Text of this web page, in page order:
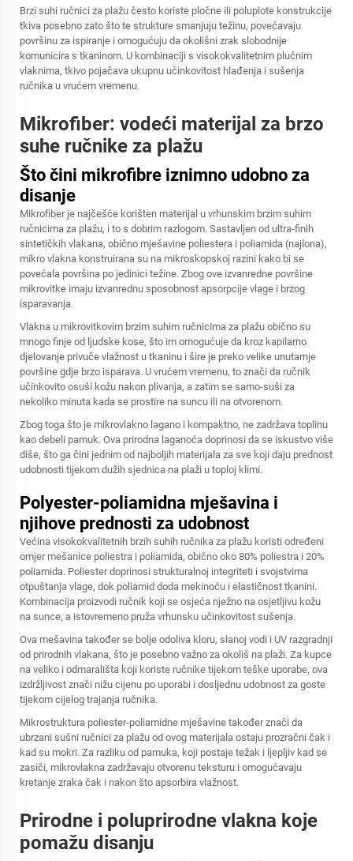
Brzi suhi ručnici za plažu često koriste pločne ili poluplote konstrukcije
tkiva posebno zato što te strukture smanjuju težinu, povećavaju
površinu za ispiranje i omogućuju da okolišni zrak slobodnije
komunicira s tkaninom. U kombinaciji s visokokvalitetnim plućnim
vlaknima, tkivo pojačava ukupnu učinkovitost hlađenja i sušenja
ručnika u vrućem vremenu.
Mikrofiber: vodeći materijal za brzo
suhe ručnike za plažu
Što čini mikrofibre iznimno udobno za
disanje
Mikrofiber je najčešće korišten materijal u vrhunskim brzim suhim
ručnicima za plažu, i to s dobrim razlogom. Sastavljen od ultra-finih
sintetičkih vlakana, obično mješavine poliestera i poliamida (najlona),
mikro vlakna konstruirana su na mikroskopskoj razini kako bi se
povećala površina po jedinici težine. Zbog ove izvanredne površine
mikrovitke imaju izvanrednu sposobnost apsorpcije vlage i brzog
isparavanja.
Vlakna u mikrovitkovim brzim suhim ručnicima za plažu obično su
mnogo finje od ljudske kose, što im omogućuje da kroz kapilarno
djelovanje privuče vlažnost u tkaninu i šire je preko velike unutarnje
površine gdje brzo isparava. U vrućem vremenu, to znači da ručnik
učinkovito osuši kožu nakon plivanja, a zatim se samo-suši za
nekoliko minuta kada se prostire na suncu ili na otvorenom.
Zbog toga što je mikrovlakno lagano i kompaktno, ne zadržava toplinu
kao debeli pamuk. Ova prirodna laganoća doprinosi da se iskustvo više
diše, što ga čini jednim od najboljih materijala za sve koji daju prednost
udobnosti tijekom dužih sjednica na plaži u toploj klimi.
Polyester-poliamidna mješavina i
njihove prednosti za udobnost
Većina visokokvalitetnih brzih suhih ručnika za plažu koristi određeni
omjer mešanice poliestra i poliamida, obično oko 80% poliestra i 20%
poliamida. Poliester doprinosi strukturalnoj integriteti i svojstvima
otpuštanja vlage, dok poliamid doda mekinoću i elastičnost tkanini.
Kombinacija proizvodi ručnik koji se osjeća nježno na osjetljivu kožu
na sunce, a istovremeno pruža vrhunsku učinkovitost sušenja.
Ova mešavina također se bolje odoliva kloru, slanoj vodi i UV razgradnji
od prirodnih vlakana, što je posebno važno za okoliš na plaži. Za kupce
na veliko i odmarališta koji koriste ručnike tijekom teške uporabe, ova
izdržljivost znači nižu cijenu po uporabi i dosljednu udobnost za goste
tijekom cijelog trajanja ručnika.
Mikrostruktura poliester-poliamidne mješavine također znači da
ubrzani sušni ručnici za plažu od ovog materijala ostaju prozračni čak i
kad su mokri. Za razliku od pamuka, koji postaje težak i ljepljiv kad se
zasiči, mikrovlakna zadržavaju otvorenu teksturu i omogućavaju
kretanje zraka čak i nakon što apsorbira vlažnost.
Prirodne i poluprirodne vlakna koje
pomažu disanju